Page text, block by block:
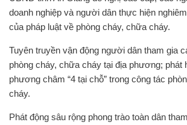
doanh nghiệp và người dân thực hiện
của pháp luật về phòng cháy, chữa cháy.
Tuyên truyền vận động người dân tham gia
phòng cháy, chữa cháy tại địa phương; phát
phương châm “4 tại chỗ” trong công tác
cháy.
Phát động sâu rộng phong trào toàn dân